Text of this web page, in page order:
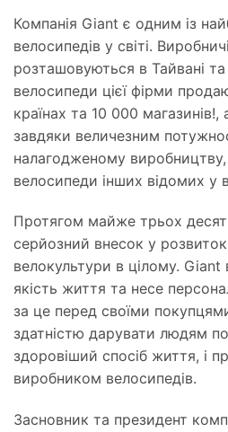
Компанія Giant є одним із
велосипедів у світі.
розташовуються в Тайвані та
велосипеди цієї фірми
країнах та 10 000 магазинів!,
завдяки величезним
налагодженому
велосипеди інших відомих у
Протягом майже трьох
серйозний внесок у
велокультури в цілому.
якість життя та несе
за це перед своїми
здатністю дарувати людям
здоровіший спосіб життя, і
виробником велосипедів.
Засновник та президент